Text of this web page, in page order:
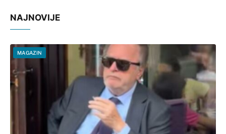
NAJNOVIJE
MAGAZIN